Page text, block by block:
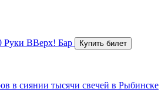
Руки ВВерх! Бар
в сиянии тысячи свечей в Рыбинске